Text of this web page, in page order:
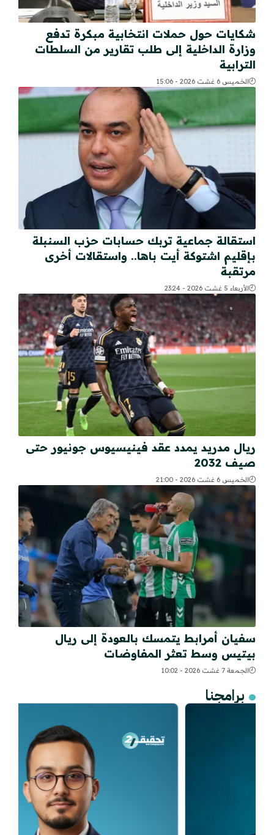
شكايات حول حملات انتخابية مبكرة تدفع
وزارة الداخلية إلى طلب تقارير من السلطات
الترابية
الخميس 6 غشت 2026 - 15:06
استقالة جماعية تربك حسابات حزب السنبلة
بإقليم اشتوكة أيت باها.. واستقالات أخرى
مرتقبة
الأربعاء 5 غشت 2026 - 23:24
ريال مدريد يمدد عقد فينيسيوس جونيور حتى
صيف 2032
الخميس 6 غشت 2026 - 21:00
سفيان أمرابط يتمسك بالعودة إلى ريال
بيتيس وسط تعثر المفاوضات
الجمعة 7 غشت 2026 - 10:02
برامجنا